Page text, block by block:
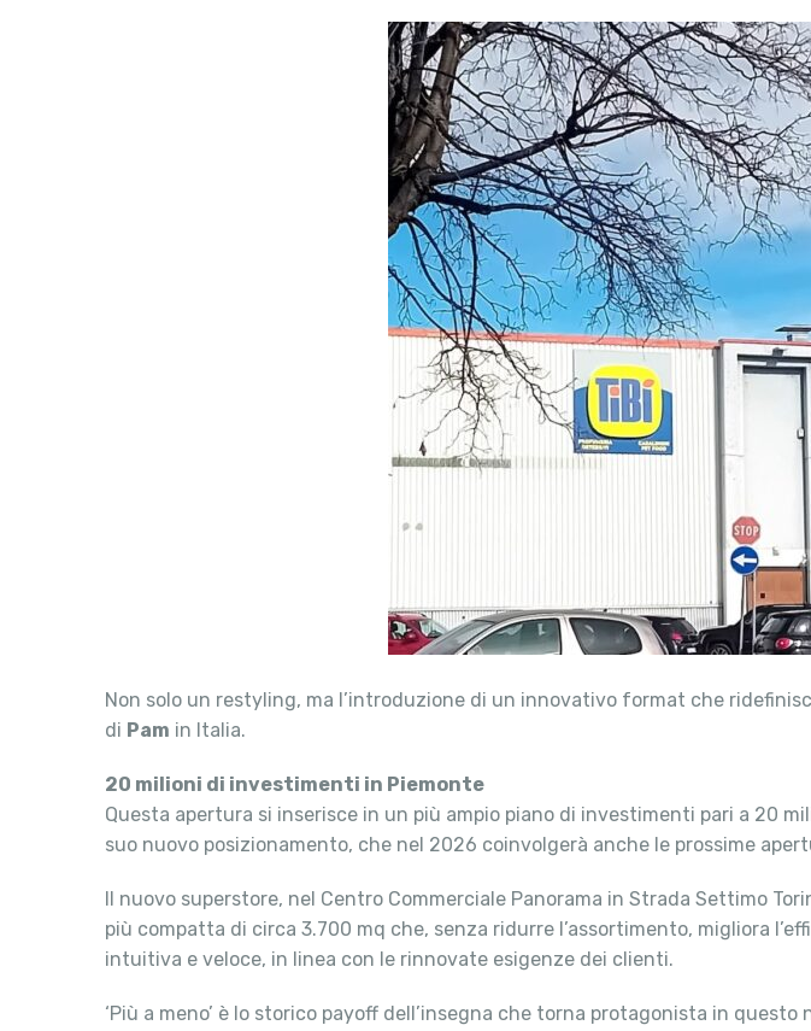
Non solo un restyling, ma l’introduzione di un innovativo format che
di Pam in Italia.
20 milioni di investimenti in Piemonte
Questa apertura si inserisce in un più ampio piano di investimenti pari a 20
suo nuovo posizionamento, che nel 2026 coinvolgerà anche le prossime
Il nuovo superstore, nel Centro Commerciale Panorama in Strada Settimo
più compatta di circa 3.700 mq che, senza ridurre l’assortimento, migliora
intuitiva e veloce, in linea con le rinnovate esigenze dei clienti.
‘Più a meno’ è lo storico payoff dell’insegna che torna protagonista in